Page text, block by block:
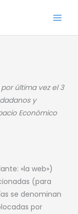
última vez el 3
y
Económico
«la web»)
(para
se denominan
por
elementor
wordpress
google-
analytics
google-
fonts
google-
recaptcha
facebook
whatsapp
complianz
varios